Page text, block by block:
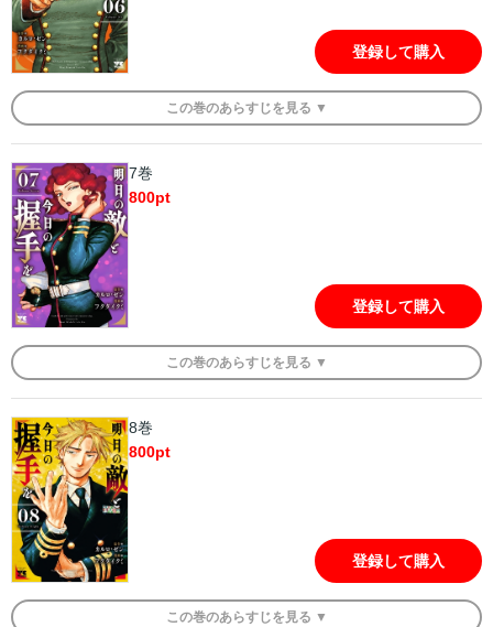
登録して購入
この巻のあらすじを 見る ▼
7巻
800pt
登録して購入
この巻のあらすじを 見る ▼
8巻
800pt
登録して購入
この巻のあらすじを 見る ▼